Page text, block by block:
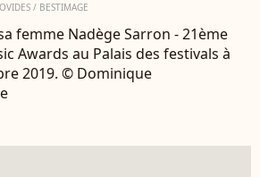
/ BESTIMAGE
femme Nadège Sarron - 21ème
Awards au Palais des festivals à
2019. © Dominique